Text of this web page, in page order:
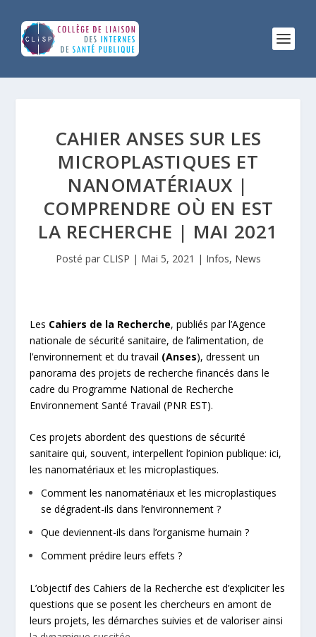
CAHIER ANSES SUR LES
MICROPLASTIQUES ET
NANOMATÉRIAUX |
COMPRENDRE OÙ EN EST
LA RECHERCHE | MAI 2021
Posté par CLISP | Mai 5, 2021 | Infos, News
Les Cahiers de la Recherche, publiés par l’Agence
nationale de sécurité sanitaire, de l’alimentation, de
l’environnement et du travail (Anses), dressent un
panorama des projets de recherche financés dans le
cadre du Programme National de Recherche
Environnement Santé Travail (PNR EST).
Ces projets abordent des questions de sécurité
sanitaire qui, souvent, interpellent l’opinion publique: ici,
les nanomatériaux et les microplastiques.
Comment les nanomatériaux et les microplastiques
se dégradent-ils dans l’environnement ?
Que deviennent-ils dans l’organisme humain ?
Comment prédire leurs effets ?
L’objectif des Cahiers de la Recherche est d’expliciter les
questions que se posent les chercheurs en amont de
leurs projets, les démarches suivies et de valoriser ainsi